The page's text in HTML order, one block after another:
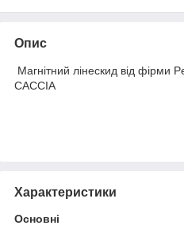
Опис
Магнітний лінескид від фірми
СACCIA
Характеристики
Основні